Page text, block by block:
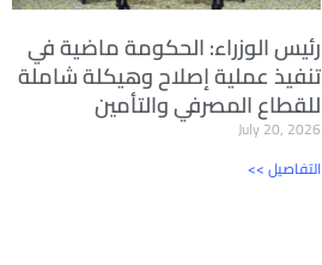
رئيس الوزراء: الحكومة ماضية في
تنفيذ عملية إصلاح وهيكلة شاملة
للقطاع المصرفي والتأمين
July 20, 2026
<< التفاصيل